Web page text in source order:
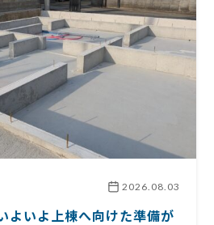
2026.08.03
よいよ上棟へ向けた準備が